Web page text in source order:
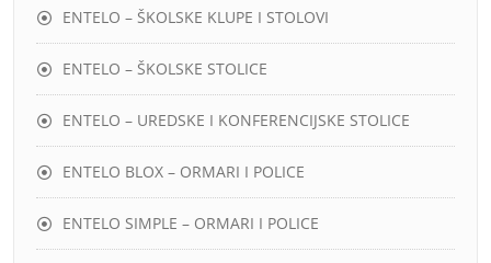
ENTELO – ŠKOLSKE KLUPE I STOLOVI
ENTELO – ŠKOLSKE STOLICE
ENTELO – UREDSKE I KONFERENCIJSKE STOLICE
ENTELO BLOX – ORMARI I POLICE
ENTELO SIMPLE – ORMARI I POLICE